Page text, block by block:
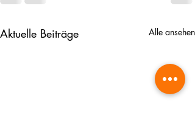
Aktuelle Beiträge Alle ansehen